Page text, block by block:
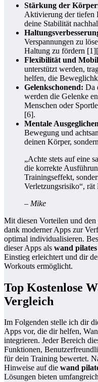
Stärkung der
Aktivierung der tiefen
deine Stabilität
Verspannungen zu
Haltung zu fördern
Flexibilität und
unterstützt werden,
helfen, die
Gelenkschonend: Da
werden die Gelenke
Menschen oder
[6].
Mentale
Bewegung und
deinen Körper,
„Achte stets auf eine
die korrekte
Trainingseffekt,
Verletzungsrisiko“, rät
– Mike
Mit diesen Vorteilen und
dank moderner Apps zur
optimal individualisieren.
dieser Apps als wand
Einstieg erleichtert und dir
Workouts ermöglicht.
Top Kostenlose
Vergleich
Im Folgenden stelle ich dir
Apps vor, die dir helfen,
integrieren. Jeder Bereich
Funktionen,
für dein Training bewertet.
Hinweise auf die wand
Lösungen bieten